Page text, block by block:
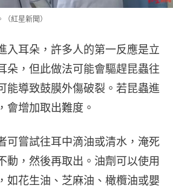
紅星新聞）
入耳朵，許多人的第一反應是立
朵，但此做法可能會驅趕昆蟲往
能導致鼓膜外傷破裂。若昆蟲進
會增加取出難度。
可嘗試往耳中滴油或清水，淹死
動，然後再取出。油劑可以使用
如花生油、芝麻油、橄欖油或嬰